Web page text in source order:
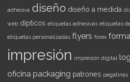
adhesiva diseño diseño a medida
web dípticos etiquetas adhesivas etiquetas
etiquetas personalizadas flyers forex
impresión impresión digital
oficina packaging patrones pegatinas